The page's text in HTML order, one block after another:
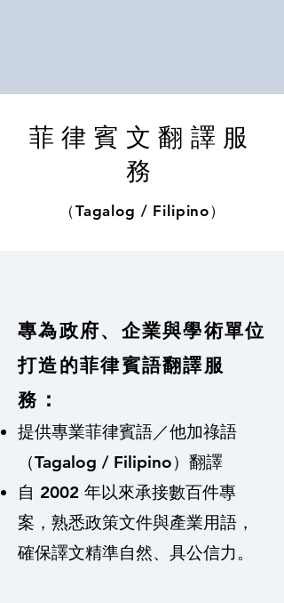
菲律賓文翻譯服
務
（Tagalog / Filipino）
專為政府、企業與學術單位
打造的菲律賓語翻譯服
務 ：
提供專業菲律賓語／他加祿語
（Tagalog / Filipino）翻譯
自 2002 年以來承接數百件專
案，熟悉政策文件與產業用語，
確保譯文精準自然、具公信力。